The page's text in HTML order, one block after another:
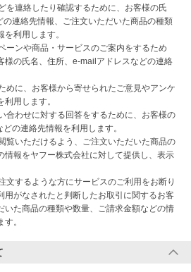
を連絡したり確認するために、お客様の氏
連絡先情報、ご注文いただいた商品の種類
利用します。
ーンや商品・サービスのご案内をするため
様の氏名、住所、e-mailアドレスなどの連絡
めに、お客様から寄せられたご意見やアンケ
用します。
合わせに対する回答をするために、お客様の
の連絡先情報を利用します。
覧いただけるよう、ご注文いただいた商品の
情報をヤフー株式会社に対して提供し、表示
文するような方にサービスのご利用をお断り
用がなされたと判断したお取引に関するお客
いた商品の種類や数量、ご請求金額などの情
。